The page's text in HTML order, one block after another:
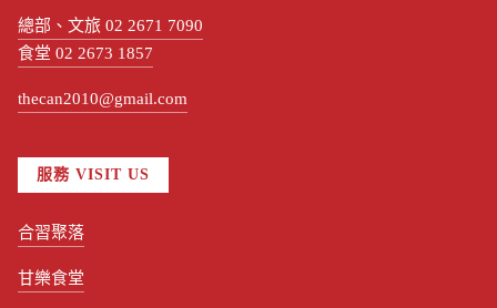
總部、文旅 02 2671 7090
食堂 02 2673 1857
thecan2010@gmail.com
服務 VISIT US
合習聚落
甘樂食堂